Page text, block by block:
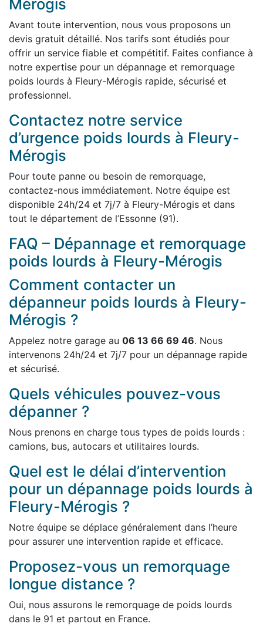
Mérogis
Avant toute intervention, nous vous proposons un
devis gratuit détaillé. Nos tarifs sont étudiés pour
offrir un service fiable et compétitif. Faites confiance à
notre expertise pour un dépannage et remorquage
poids lourds à Fleury-Mérogis rapide, sécurisé et
professionnel.
Contactez notre service
d’urgence poids lourds à Fleury-
Mérogis
Pour toute panne ou besoin de remorquage,
contactez-nous immédiatement. Notre équipe est
disponible 24h/24 et 7j/7 à Fleury-Mérogis et dans
tout le département de l’Essonne (91).
FAQ – Dépannage et remorquage
poids lourds à Fleury-Mérogis
Comment contacter un
dépanneur poids lourds à Fleury-
Mérogis ?
Appelez notre garage au 06 13 66 69 46. Nous
intervenons 24h/24 et 7j/7 pour un dépannage rapide
et sécurisé.
Quels véhicules pouvez-vous
dépanner ?
Nous prenons en charge tous types de poids lourds :
camions, bus, autocars et utilitaires lourds.
Quel est le délai d’intervention
pour un dépannage poids lourds à
Fleury-Mérogis ?
Notre équipe se déplace généralement dans l’heure
pour assurer une intervention rapide et efficace.
Proposez-vous un remorquage
longue distance ?
Oui, nous assurons le remorquage de poids lourds
dans le 91 et partout en France.